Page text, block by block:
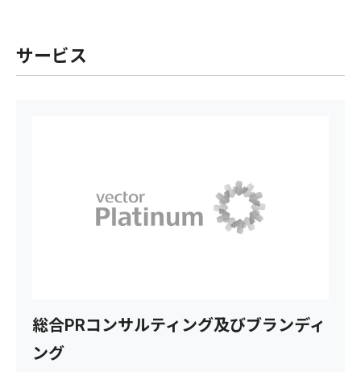
サービス
総合PRコンサルティング及びブランディ
ング